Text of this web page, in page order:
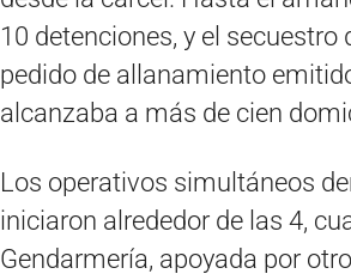
10 detenciones, y el
pedido de allanamiento
alcanzaba a más de cien
Los operativos simultáneos
iniciaron alrededor de las 4,
Gendarmería, apoyada por